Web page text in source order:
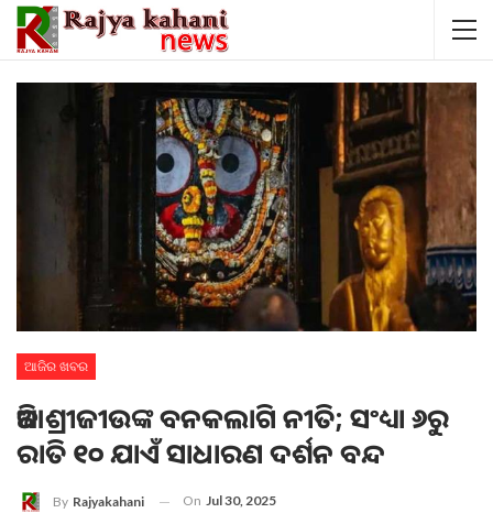
ଆଜିର ଖବର
ଆଜି ଶ୍ରୀଜୀଉଙ୍କ ବନକଲାଗି ନୀତି; ସଂଧ୍ୟା ୬ରୁ
ରାତି ୧୦ ଯାଏଁ ସାଧାରଣ ଦର୍ଶନ ବନ୍ଦ
By Rajyakahani On Jul 30, 2025